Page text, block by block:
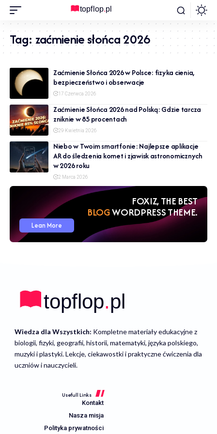
Tag:zaćmienie słońca 2026
Zaćmienie Słońca 2026 w Polsce: fizyka cienia,
bezpieczeństwo i obserwacje
17 Czerwca 2026
Zaćmienie Słońca 2026 nad Polską: Gdzie tarcza
zniknie w 85 procentach
29 Kwietnia 2026
Niebo w Twoim smartfonie: Najlepsze aplikacje
AR do śledzenia komet i zjawisk astronomicznych
w 2026 roku
2 Marca 2026
FOXIZ, THE BEST
NEWSWORDPRESS THEME.
Lean More
Wiedza dla Wszystkich: Kompletne materiały edukacyjne z
biologii, fizyki, geografii, historii, matematyki, języka polskiego,
muzyki i plastyki. Lekcje, ciekawostki i praktyczne ćwiczenia dla
uczniów i nauczycieli.
Usefull Links
Kontakt
Nasza misja
Polityka prywatności